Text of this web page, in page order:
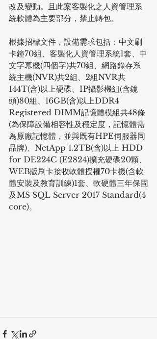
改及變動。且此案客製化之人資管理系
統軟體為主要部分，禁止轉包。
根據招標文件，設備需求包括：中文刷
卡鐘70組、客製化人資管理系統1套、中
文字幕機(四個字)共70組、網路錄存系
統主機(NVR)共2組、2組NVR共
144T(含)以上硬碟、IP攝影機組(含鏡
頭)80組、16GB(含)以上DDR4
Registered DIMM記憶體模組共48條
(為保障設備相容性及穩定度，記憶體需
為原廠記憶體，並與既有HPE伺服器同
品牌)、NetApp 1.2TB(含)以上 HDD
for DE224C (E2824)擴充硬碟20顆、
WEB版刷卡接收軟體授權70卡機(含軟
體安裝及教育訓練)1套、軟硬體三年保固
及MS SQL Server 2017 Standard(4
core)。